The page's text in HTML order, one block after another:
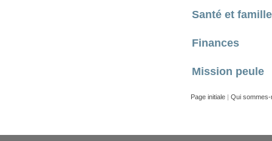
Santé et famille
Finances
Mission peule
Page initiale| Qui sommes-